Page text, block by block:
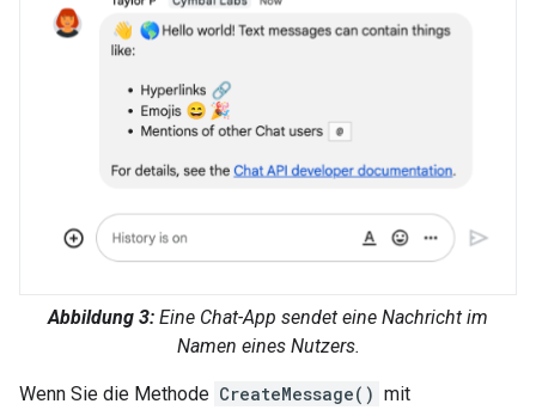
Abbildung 3: Eine Chat-App sendet eine Nachricht im
Namen eines Nutzers.
Wenn Sie die Methode CreateMessage() mit